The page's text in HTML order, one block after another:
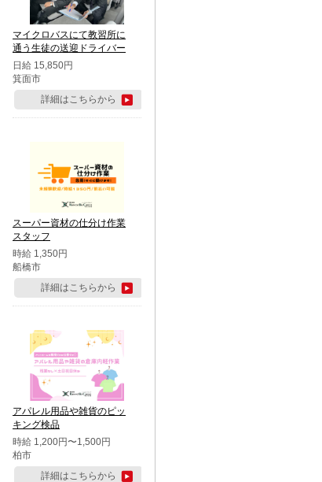
マイクロバスにて教習所に
通う生徒の送迎ドライバー
日給 15,850円
箕面市
詳細はこちらから
スーパー資材の仕分け作業
スタッフ
時給 1,350円
船橋市
詳細はこちらから
アパレル用品や雑貨のピッ
キング検品
時給 1,200円〜1,500円
柏市
詳細はこちらから